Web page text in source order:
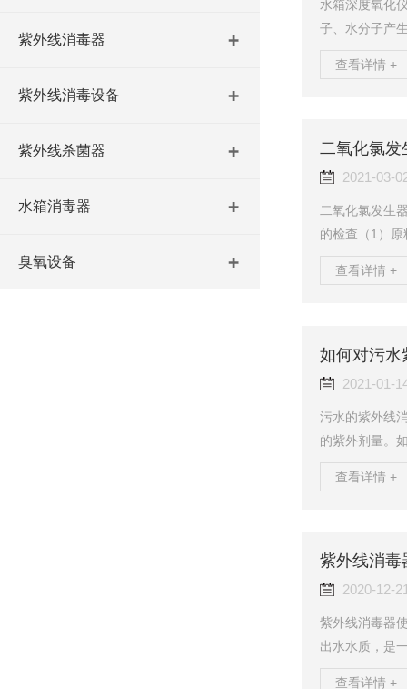
紫外线消毒器
紫外线消毒设备
紫外线杀菌器
水箱消毒器
臭氧设备
水箱深度氧化
子、水分子产
及能量传输电
证臭氧的稳定
部件，数字控
查看详情 +
2021-03-
二氧化氯发生
的检查（1）
经稀释、配制
（4）检查二
氧化氯发生器
查看详情 +
如何对污水
2021-01-
污水的紫外线
的紫外剂量。
就会失去活性
护和保养呢？
一、污水紫外
查看详情 +
紫外线消毒
2020-12-
紫外线消毒器
出水水质，是
查看详情 +